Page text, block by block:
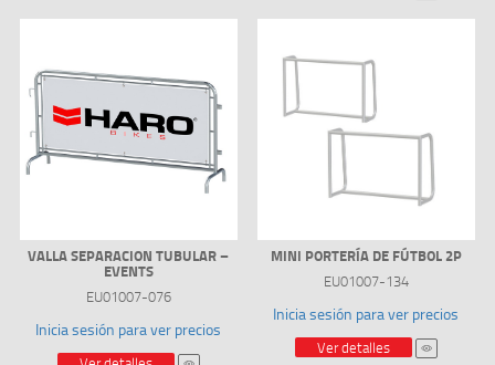
VALLA SEPARACION TUBULAR –
EVENTS
EU01007-076
Inicia sesión para ver precios
MINI PORTERÍA DE FÚTBOL 2P
EU01007-134
Inicia sesión para ver precios
Ver detalles